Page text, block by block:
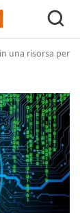
una risorsa per